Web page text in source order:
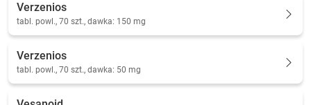
Verzenios
tabl. powl., 70 szt., dawka: 150 mg
Verzenios
tabl. powl., 70 szt., dawka: 50 mg